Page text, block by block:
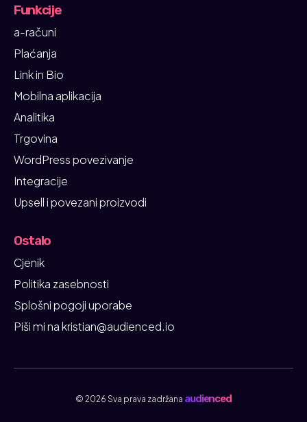
Funkcije
a-računi
Plaćanja
Link in Bio
Mobilna aplikacija
Analitika
Trgovina
WordPress povezivanje
Integracije
Upsell i povezani proizvodi
Ostalo
Cjenik
Politika zasebnosti
Splošni pogoji uporabe
Piši mi na kristian@audienced.io
© 2026 Sva prava zadržana audienced